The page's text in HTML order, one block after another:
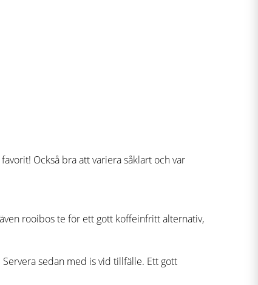
Också bra att variera såklart och var
rooibos te för ett gott koffeinfritt alternativ,
sedan med is vid tillfälle. Ett gott